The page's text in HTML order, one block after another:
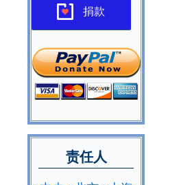
捐款
责任人